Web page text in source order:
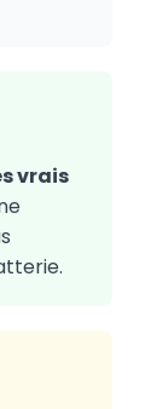
vrais